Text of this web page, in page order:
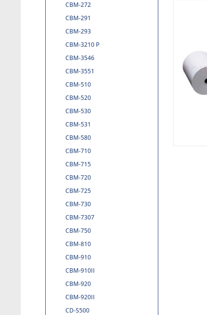
CBM-272
CBM-291
CBM-293
CBM-3210 P
CBM-3546
CBM-3551
CBM-510
CBM-520
CBM-530
CBM-531
CBM-580
CBM-710
CBM-715
CBM-720
CBM-725
CBM-730
CBM-7307
CBM-750
CBM-810
CBM-910
CBM-910II
CBM-920
CBM-920II
CD-S500